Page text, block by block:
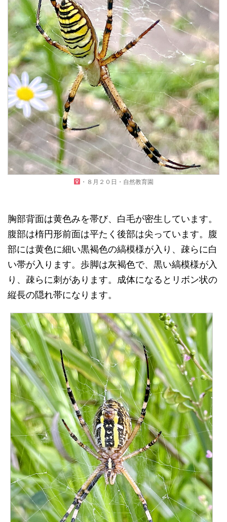
・８月２０日・自然教育園
胸部背面は黄色みを帯び、白毛が密生しています。
腹部は楕円形前面は平たく後部は尖っています。腹
部には黄色に細い黒褐色の縞模様が入り、疎らに白
い帯が入ります。歩脚は灰褐色で、黒い縞模様が入
り、疎らに刺があります。成体になるとリボン状の
縦長の隠れ帯になります。